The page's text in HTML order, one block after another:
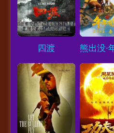
Loading...四渡 Loading...